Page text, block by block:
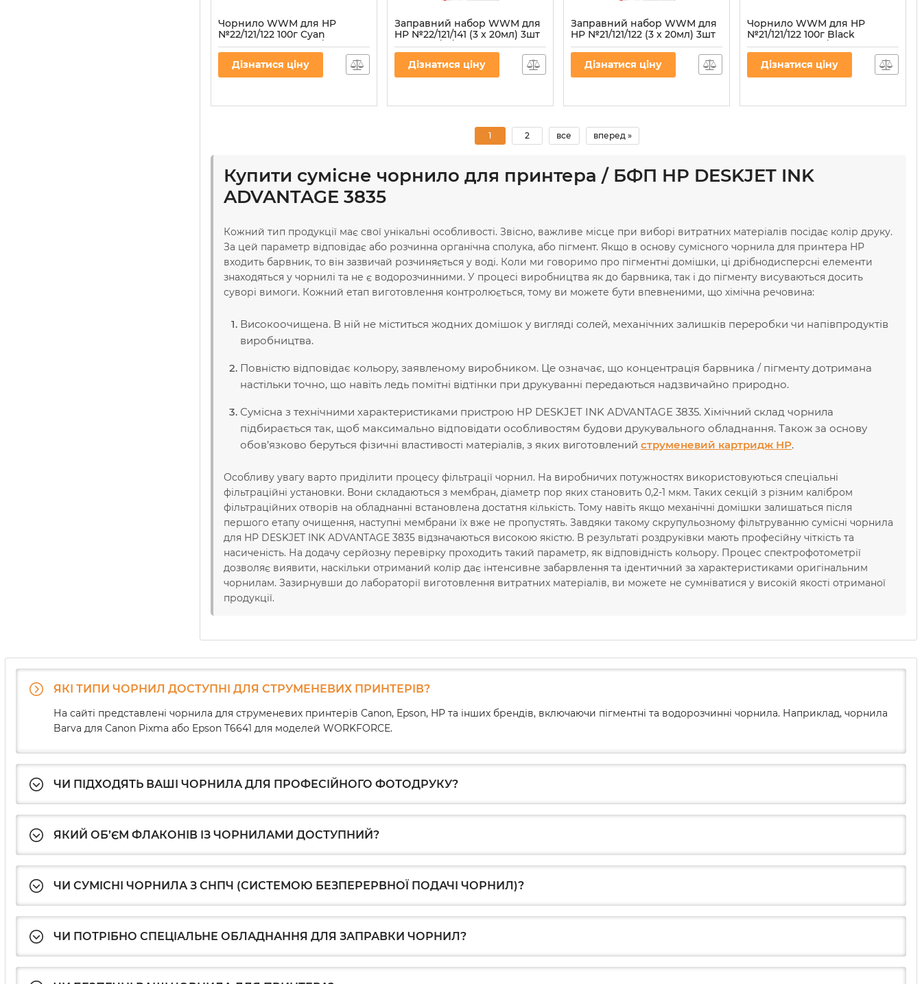
Чорнило WWM для HP
№22/121/122 100г Cyan
водорозчинне (H34/C-2)
Артикул:
Дізнатися ціну
Заправний набор WWM для
HP №22/121/141 (3 x 20мл) 3шт
x 20мл C/M/Y водорозчинне
(IR3.H34/C)
Артикул:IR3.H34/C
Дізнатися ціну
Заправний набор WWM для
HP №21/121/122 (3 x 20мл) 3шт
x 20мл Black пігментне
(IR3.H30/BP)
Артикул:IR3.H30/BP
Дізнатися ціну
Чорнило WWM для HP
№21/121/122 100г Black
пігментне (H30/BP-2)
Артикул:
Дізнатися ціну
1 2 все вперед »
Купити сумісне чорнило для принтера / БФП HP DESKJET INK
ADVANTAGE 3835
Кожний тип продукції має свої унікальні особливості. Звісно, важливе місце при виборі витратних матеріалів посідає колір друку.
За цей параметр відповідає або розчинна органічна сполука, або пігмент. Якщо в основу сумісного чорнила для принтера HP
входить барвник, то він зазвичай розчиняється у воді. Коли ми говоримо про пігментні домішки, ці дрібнодисперсні елементи
знаходяться у чорнилі та не є водорозчинними. У процесі виробництва як до барвника, так і до пігменту висуваються досить
суворі вимоги. Кожний етап виготовлення контролюється, тому ви можете бути впевненими, що хімічна речовина:
Високоочищена. В ній не міститься жодних домішок у вигляді солей, механічних залишків переробки чи напівпродуктів
виробництва.
Повністю відповідає кольору, заявленому виробником. Це означає, що концентрація барвника / пігменту дотримана
настільки точно, що навіть ледь помітні відтінки при друкуванні передаються надзвичайно природно.
Сумісна з технічними характеристиками пристрою HP DESKJET INK ADVANTAGE 3835. Хімічний склад чорнила
підбирається так, щоб максимально відповідати особливостям будови друкувального обладнання. Також за основу
обов’язково беруться фізичні властивості матеріалів, з яких виготовлений струменевий картридж НР.
Особливу увагу варто приділити процесу фільтрації чорнил. На виробничих потужностях використовуються спеціальні
фільтраційні установки. Вони складаються з мембран, діаметр пор яких становить 0,2-1 мкм. Таких секцій з різним калібром
фільтраційних отворів на обладнанні встановлена достатня кількість. Тому навіть якщо механічні домішки залишаться після
першого етапу очищення, наступні мембрани їх вже не пропустять. Завдяки такому скрупульозному фільтруванню сумісні чорнила
для HP DESKJET INK ADVANTAGE 3835 відзначаються високою якістю. В результаті роздруківки мають професійну чіткість та
насиченість. На додачу серйозну перевірку проходить такий параметр, як відповідність кольору. Процес спектрофотометрії
дозволяє виявити, наскільки отриманий колір дає інтенсивне забарвлення та ідентичний за характеристиками оригінальним
чорнилам. Зазирнувши до лабораторії виготовлення витратних матеріалів, ви можете не сумніватися у високій якості отриманої
продукції.
ЯКІ ТИПИ ЧОРНИЛ ДОСТУПНІ ДЛЯ СТРУМЕНЕВИХ ПРИНТЕРІВ?
На сайті представлені чорнила для струменевих принтерів Canon, Epson, HP та інших брендів, включаючи пігментні та водорозчинні чорнила. Наприклад, чорнила
Barva для Canon Pixma або Epson T6641 для моделей WORKFORCE.
ЧИ ПІДХОДЯТЬ ВАШІ ЧОРНИЛА ДЛЯ ПРОФЕСІЙНОГО ФОТОДРУКУ?
ЯКИЙ ОБ’ЄМ ФЛАКОНІВ ІЗ ЧОРНИЛАМИ ДОСТУПНИЙ?
ЧИ СУМІСНІ ЧОРНИЛА З СНПЧ (СИСТЕМОЮ БЕЗПЕРЕРВНОЇ ПОДАЧІ ЧОРНИЛ)?
ЧИ ПОТРІБНО СПЕЦІАЛЬНЕ ОБЛАДНАННЯ ДЛЯ ЗАПРАВКИ ЧОРНИЛ?